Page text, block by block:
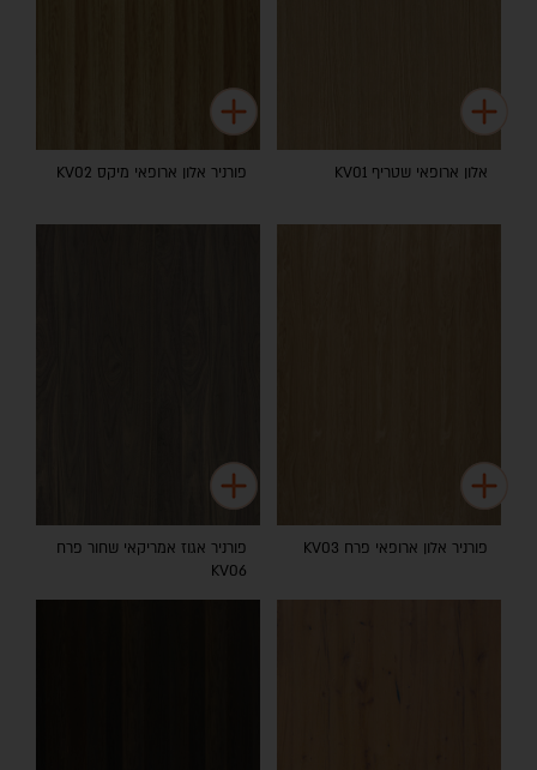
אלון ארופאי שטריף KV01 פורניר אלון ארופאי מיקס KV02
פורניר אלון ארופאי פרח KV03
פורניר אגוז אמריקאי שחור פרח
KV06